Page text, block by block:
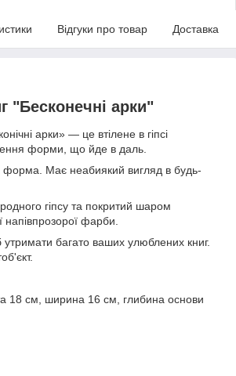
Відгуки про товар Доставка
"Бесконечні арки"
арки» — це втілене в гіпсі
форми, що йде в даль.
форма. Має неабиякий вигляд в будь-
гіпсу та покритий шаром
напівпрозорої фарби.
багато ваших улюблених книг.
18 см, ширина 16 см, глибина основи